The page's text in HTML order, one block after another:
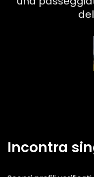
Incontra